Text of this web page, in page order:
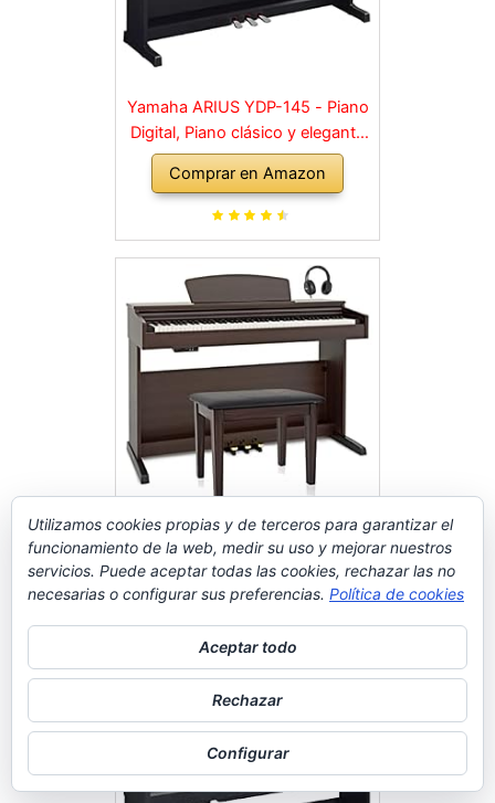
Yamaha ARIUS YDP-145 - Piano
Digital, Piano clásico y elegante
para principiantes y aficionados,
para cualquier rincón de la casa,
en negro
Comprar en Amazon
Piano Digital 88 Teclas
Contrapesadas con Soporte de
Madera y 3 Pedales Palisandro
Comprar en Amazon
Utilizamos cookies propias y de terceros para garantizar el
funcionamiento de la web, medir su uso y mejorar nuestros
servicios. Puede aceptar todas las cookies, rechazar las no
necesarias o configurar sus preferencias. Política de cookies
Aceptar todo
Rechazar
Configurar